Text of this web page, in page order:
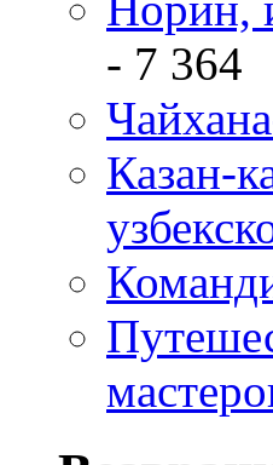
- 7 364
Казан-